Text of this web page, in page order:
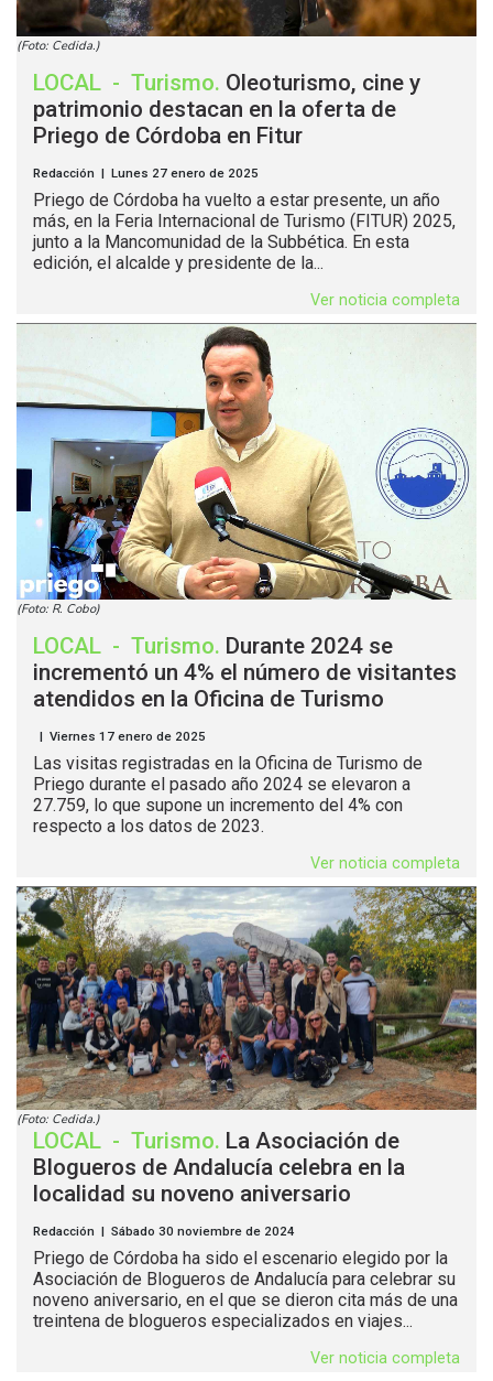
(Foto: Cedida.)
LOCAL - Turismo. Oleoturismo, cine y
patrimonio destacan en la oferta de
Priego de Córdoba en Fitur
Redacción | Lunes 27 enero de 2025
Priego de Córdoba ha vuelto a estar presente, un año
más, en la Feria Internacional de Turismo (FITUR) 2025,
junto a la Mancomunidad de la Subbética. En esta
edición, el alcalde y presidente de la...
Ver noticia completa
(Foto: R. Cobo)
LOCAL - Turismo. Durante 2024 se
incrementó un 4% el número de visitantes
atendidos en la Oficina de Turismo
| Viernes 17 enero de 2025
Las visitas registradas en la Oficina de Turismo de
Priego durante el pasado año 2024 se elevaron a
27.759, lo que supone un incremento del 4% con
respecto a los datos de 2023.
Ver noticia completa
(Foto: Cedida.)
LOCAL - Turismo. La Asociación de
Blogueros de Andalucía celebra en la
localidad su noveno aniversario
Redacción | Sábado 30 noviembre de 2024
Priego de Córdoba ha sido el escenario elegido por la
Asociación de Blogueros de Andalucía para celebrar su
noveno aniversario, en el que se dieron cita más de una
treintena de blogueros especializados en viajes...
Ver noticia completa